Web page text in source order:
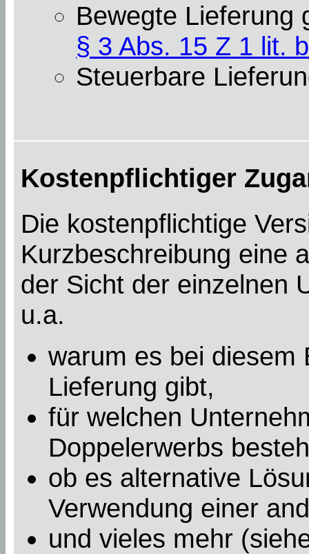
Bewegte Lieferung
§ 3 Abs. 15 Z 1 lit. b
Steuerbare
Kostenpflichtiger
Die kostenpflichtige
Kurzbeschreibung eine
der Sicht der einzelnen
u.a.
warum es bei diesem
Lieferung gibt,
für welchen
Doppelerwerbs
ob es alternative
Verwendung einer
und vieles mehr